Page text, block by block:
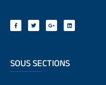
SOUS SECTIONS